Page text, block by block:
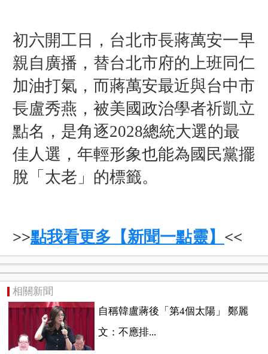
初六開工日，台北市長蔣萬安一早
親自廣播，替台北市府的上班同仁
加油打氣，而蔣萬安最近與台中市
長盧秀燕，被美國政治學者祈凱立
點名，是角逐2028總統大選的最
佳人選，年輕形象也能為國民黨擺
脫「太老」的標籤。
>>點我看更多【新聞一點靈】 <<
相關新聞
自稱韓盧蔣後「第4個太陽」 鄭麗
文：不應排...